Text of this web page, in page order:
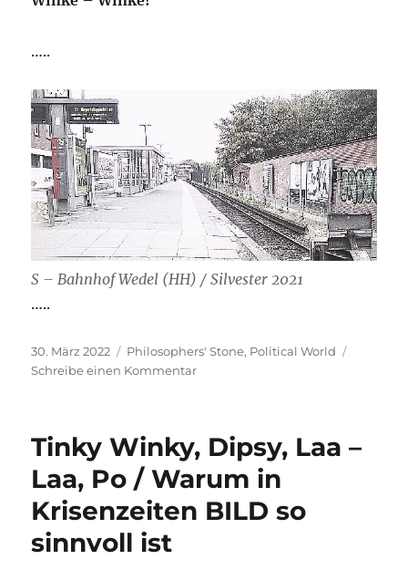
…..
S – Bahnhof Wedel (HH) / Silvester 2021
…..
Veröffentlicht
am
30. März 2022 Kategorien
Philosophers' Stone, Political World
Schreibe einen Kommentarzu
Siegen
lernen!
Tinky Winky, Dipsy, Laa –
Laa, Po / Warum in
Krisenzeiten BILD so
sinnvoll ist